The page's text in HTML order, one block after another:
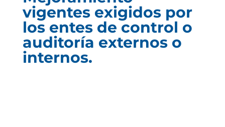
vigentes exigidos por
los entes de control o
auditoría externos o
internos.